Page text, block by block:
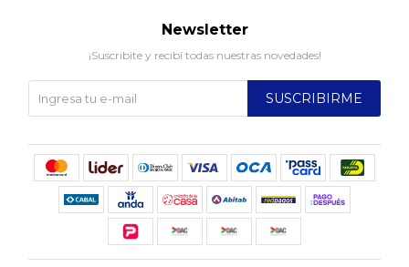
Newsletter
¡Suscribite y recibí todas nuestras novedades!
SUSCRIBIRME